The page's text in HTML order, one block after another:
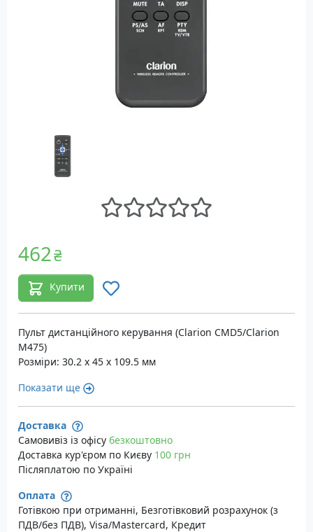
462₴
Купити
Пульт дистанційного керування (Clarion CMD5/Clarion
M475)
Розміри: 30.2 х 45 х 109.5 мм
Показати ще
Доставка
Самовивіз із офісу безкоштовно
Доставка кур'єром по Києву 100 грн
Післяплатою по Україні
Оплата
Готівкою при отриманні, Безготівковий розрахунок (з
ПДВ/без ПДВ), Visa/Mastercard, Кредит